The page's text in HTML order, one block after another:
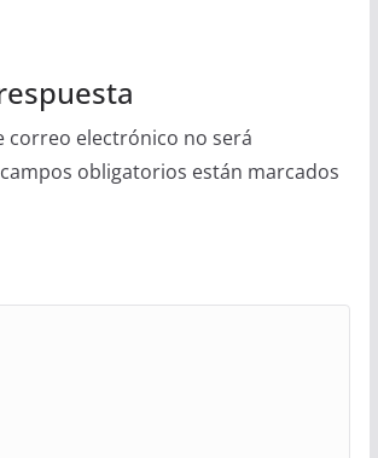
correo electrónico no será
obligatorios están marcados